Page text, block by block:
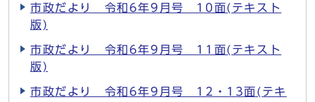
市政だより 令和6年9月号 10面(テキスト
版)
市政だより 令和6年9月号 11面(テキスト
版)
市政だより 令和6年9月号 12・13面(テキ